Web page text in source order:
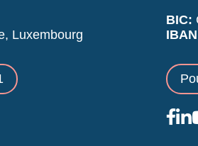
Luxembourg
BIC: